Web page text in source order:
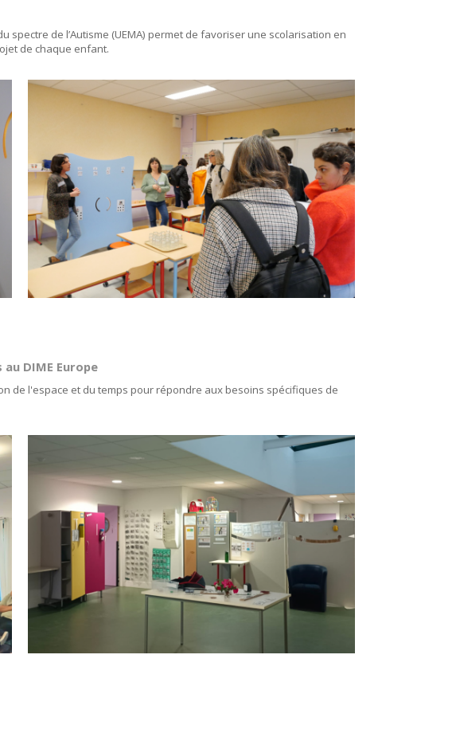
spectre de l’Autisme (UEMA) permet de favoriser une scolarisation en
de chaque enfant.
DIME Europe
de l'espace et du temps pour répondre aux besoins spécifiques de